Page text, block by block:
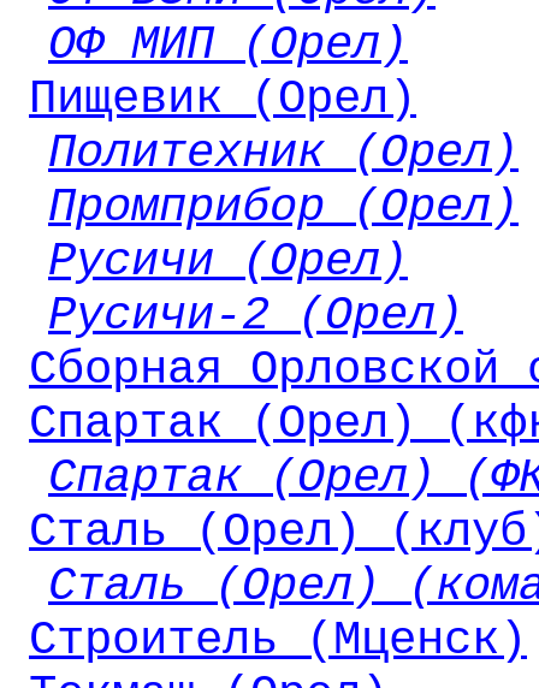
ОФ МИП (Орел)
Пищевик (Орел)
Политехник (Орел)
Промприбор (Орел)
Русичи (Орел)
Русичи-2 (Орел)
Сборная Орловской
Спартак (Орел)
Спартак (Орел)
Сталь (Орел)
Сталь (Орел)
Строитель (Мценск)